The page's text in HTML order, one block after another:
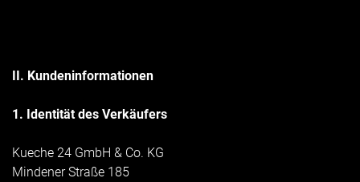
II. Kundeninformationen
1. Identität des Verkäufers
Kueche 24 GmbH & Co. KG
Mindener Straße 185